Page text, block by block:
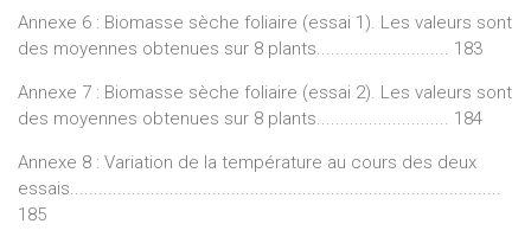
Annexe 6 : Biomasse sèche foliaire (essai 1). Les valeurs sont
des moyennes obtenues sur 8 plants............................ 183
Annexe 7 : Biomasse sèche foliaire (essai 2). Les valeurs sont
des moyennes obtenues sur 8 plants............................ 184
Annexe 8 : Variation de la température au cours des deux
essais...........................................................................................
185